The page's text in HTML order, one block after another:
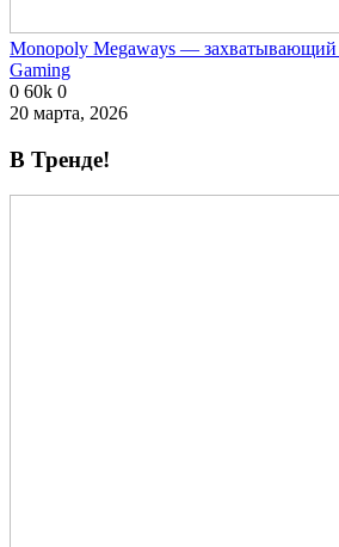
Monopoly Megaways — захватывающий
Gaming
0 60k 0
20 марта, 2026
В Тренде!